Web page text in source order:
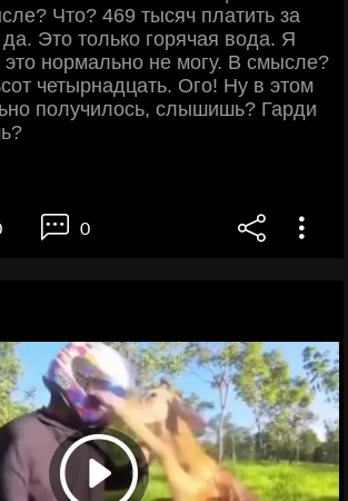
Что? 469 тысяч платить за
Это только горячая вода. Я
это нормально не могу. В смысле?
четырнадцать. Ого! Ну в этом
получилось, слышишь? Гарди
0